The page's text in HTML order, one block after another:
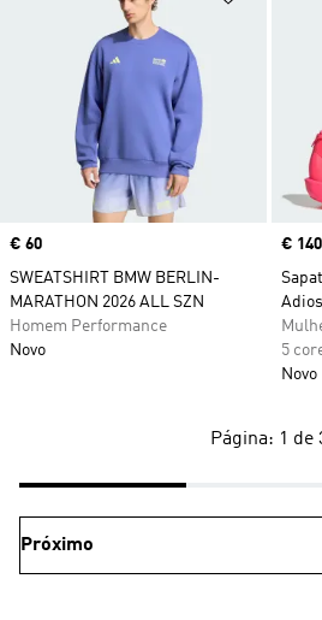
Price
€ 60
SWEATSHIRT BMW BERLIN-
MARATHON 2026 ALL SZN
Homem Performance
Novo
Price
€ 140
5
Novo
Página: 1 de
Próximo